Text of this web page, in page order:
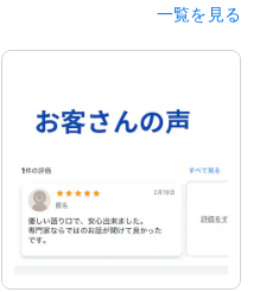
一覧を見る